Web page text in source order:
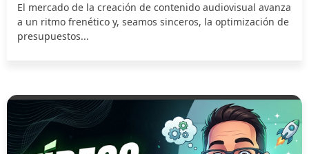
El mercado de la creación de contenido audiovisual avanza
a un ritmo frenético y, seamos sinceros, la optimización de
presupuestos...